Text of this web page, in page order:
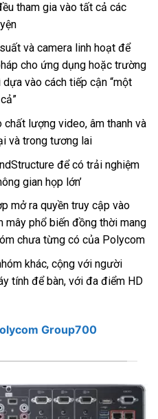
tham gia vào tất cả các
và camera linh hoạt để
cho ứng dụng hoặc trường
vào cách tiếp cận “một
chất lượng video, âm thanh và
và trong tương lai
để có trải nghiệm
gian họp lớn’
mở ra quyền truy cập vào
mây phổ biến đồng thời mang
chưa từng có của Polycom
khác, cộng với người
tính để bàn, với đa điểm HD
Group700